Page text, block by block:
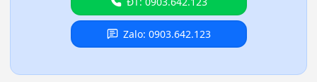
Zalo: 0903.642.123